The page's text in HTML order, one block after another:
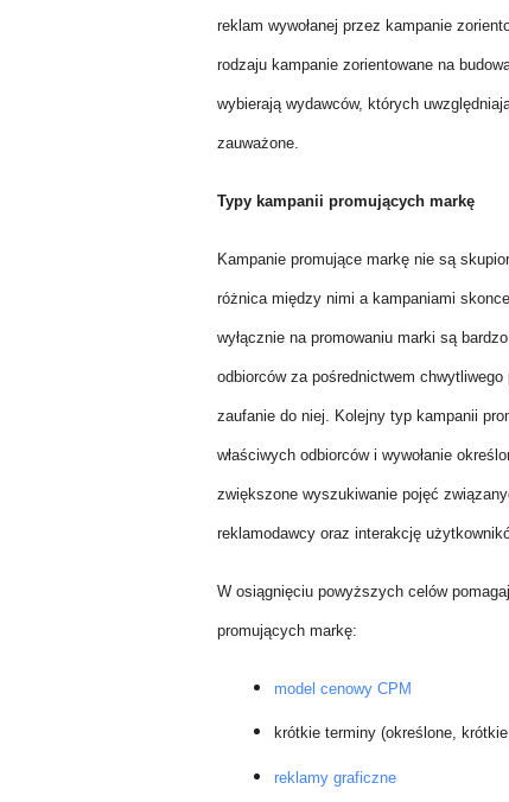
reklam wywołanej przez kampanie
rodzaju kampanie zorientowane na
wybierają wydawców, których
zauważone.
Typy kampanii promujących markę
Kampanie promujące markę nie są
różnica między nimi a kampaniami
wyłącznie na promowaniu marki są
odbiorców za pośrednictwem
zaufanie do niej. Kolejny typ kampanii
właściwych odbiorców i wywołanie
zwiększone wyszukiwanie pojęć
reklamodawcy oraz interakcję
W osiągnięciu powyższych celów
promujących markę:
model cenowy CPM
krótkie terminy (określone,
reklamy graficzne